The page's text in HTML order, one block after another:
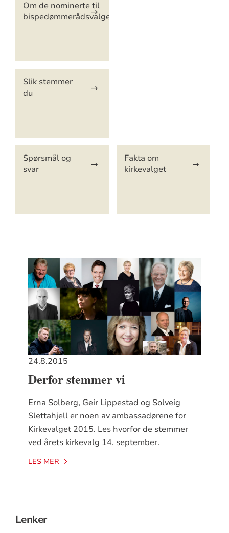
Om de nominerte til
bispedømmerådsvalget
Slik stemmer
du
Spørsmål og
svar
Fakta om
kirkevalget
24.8.2015
Derfor stemmer vi
Erna Solberg, Geir Lippestad og Solveig
Slettahjell er noen av ambassadørene for
Kirkevalget 2015. Les hvorfor de stemmer
ved årets kirkevalg 14. september.
LES MER
Lenker